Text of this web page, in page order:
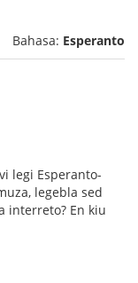
Bahasa: Esperanto
legi Esperanto-
legebla sed
interreto? En kiu